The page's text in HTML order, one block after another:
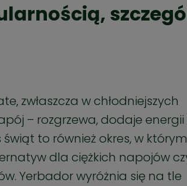
zwłaszcza w chłodniejszych
– rozgrzewa, dodaje energii
to również okres, w
dla ciężkich napojów
Yerbador wyróżnia się na tle